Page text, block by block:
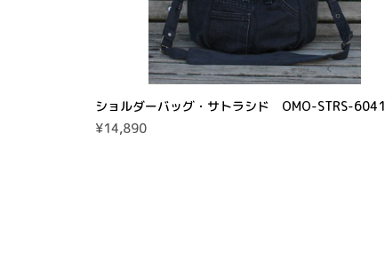
ショルダーバッグ・サトラシド OMO-STRS-6041
¥14,890